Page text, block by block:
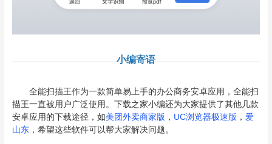
小编寄语
全能扫描王作为一款简单易上手的办公商务安卓应用，全能扫
描王一直被用户广泛使用。下载之家小编还为大家提供了其他几款
安卓应用的下载途径，如美团外卖商家版 ， UC浏览器极速版 ， 爱
山东，希望这些软件可以帮大家解决问题。